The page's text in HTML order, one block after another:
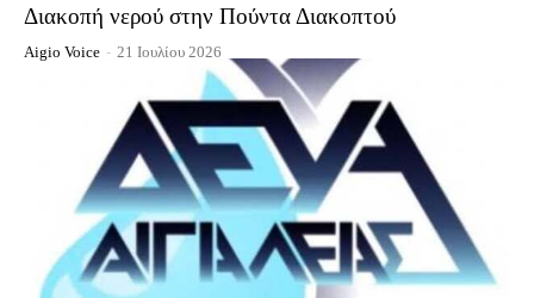
Διακοπή νερού στην Πούντα Διακοπτού
Aigio Voice - 21 Ιουλίου 2026